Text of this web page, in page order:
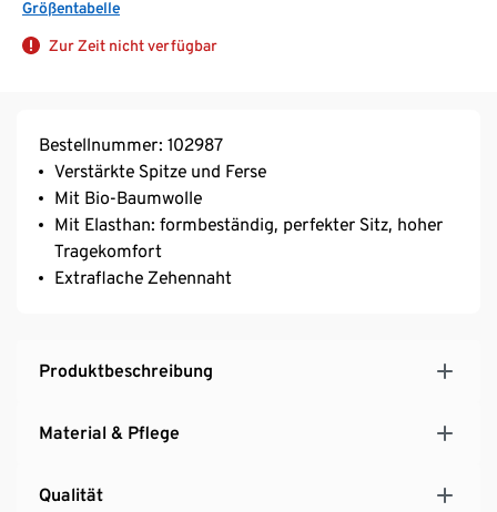
Größentabelle
Zur Zeit nicht verfügbar
Bestellnummer: 102987
Verstärkte Spitze und Ferse
Mit Bio-Baumwolle
Mit Elasthan: formbeständig, perfekter Sitz, hoher
Tragekomfort
Extraflache Zehennaht
Produktbeschreibung
Material & Pflege
Qualität